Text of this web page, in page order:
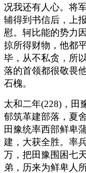
况我还有人心。将
辅得到书信后，上
慰。轲比能的势力
掠所得财物，他都
毕，从不私贪，所
落的首领都很敬畏
石槐。
太和二年(228)，田
郁筑革建部落，夏
田豫统率西部鲜卑
建，大获全胜。率
万，把田豫围困七
弟，历来为鲜卑人